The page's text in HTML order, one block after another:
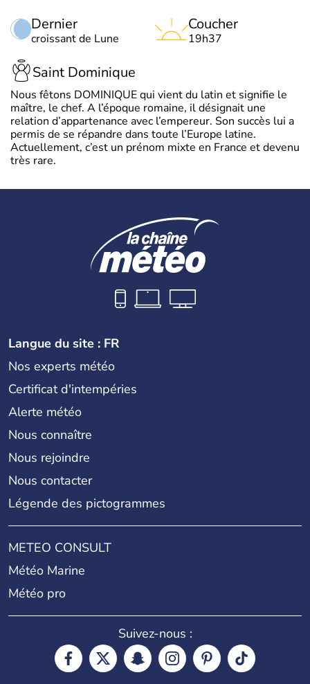
Dernier
croissant de Lune
Coucher
19h37
Saint Dominique
Nous fêtons DOMINIQUE qui vient du latin et signifie le
maître, le chef. A l’époque romaine, il désignait une
relation d’appartenance avec l’empereur. Son succès lui a
permis de se répandre dans toute l’Europe latine.
Actuellement, c’est un prénom mixte en France et devenu
très rare.
Langue du site : FR
Nos experts météo
Certificat d'intempéries
Alerte météo
Nous connaître
Nous rejoindre
Nous contacter
Légende des pictogrammes
METEO CONSULT
Météo Marine
Météo pro
Suivez-nous :